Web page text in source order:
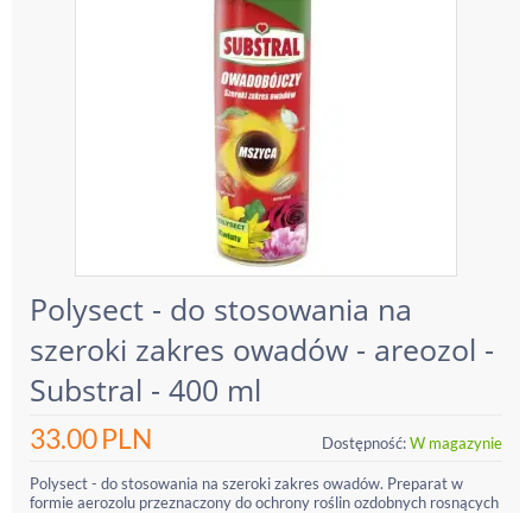
Polysect - do stosowania na
szeroki zakres owadów - areozol -
Substral - 400 ml
33.00PLN Dostępność:W magazynie
Polysect - do stosowania na szeroki zakres owadów. Preparat w
formie aerozolu przeznaczony do ochrony roślin ozdobnych rosnących